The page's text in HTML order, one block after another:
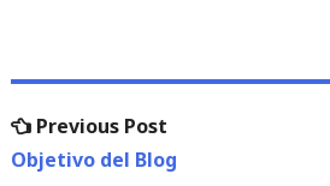
Navegación
de
Previous PostPrevious
post:
Objetivo del Blog